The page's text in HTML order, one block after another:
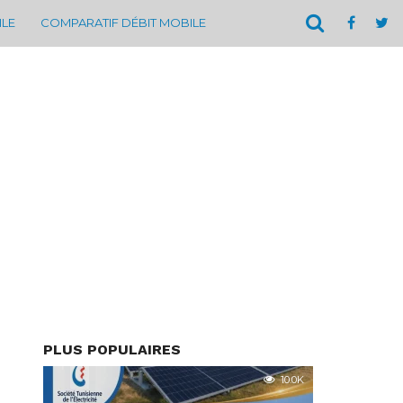
COMPARATIF DÉBIT MOBILE
PLUS POPULAIRES
10.0K